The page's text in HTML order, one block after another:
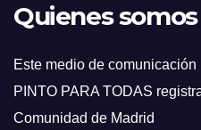
Quienes somos
Este medio de
PINTO PARA TODAS
Comunidad de Madrid